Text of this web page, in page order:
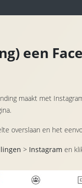
een
maakt met
overslaan en het
> Instagram en